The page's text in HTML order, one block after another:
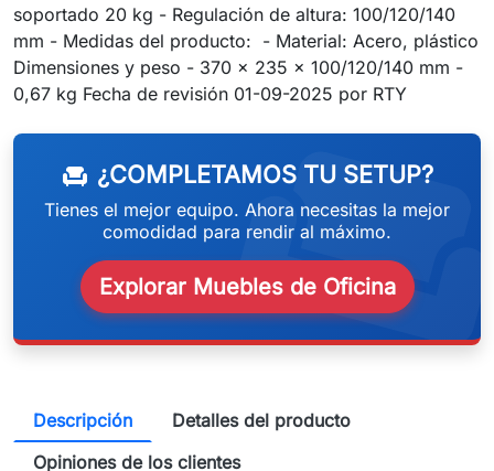
soportado 20 kg - Regulación de altura: 100/120/140
mm - Medidas del producto: - Material: Acero, plástico
Dimensiones y peso - 370 x 235 x 100/120/140 mm -
0,67 kg Fecha de revisión 01-09-2025 por RTY
chair ¿COMPLETAMOS TU SETUP?
Tienes el mejor equipo. Ahora necesitas la mejor
comodidad para rendir al máximo.
Explorar Muebles de Oficina
Descripción
Detalles del producto
Opiniones de los clientes